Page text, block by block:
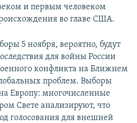
и первым человеком
во главе США.
5 ноября, вероятно, будут
для войны России
конфликта на Ближнем
проблем. Выборы
Европу: многочисленные
Свете анализируют, что
голосования для внешней